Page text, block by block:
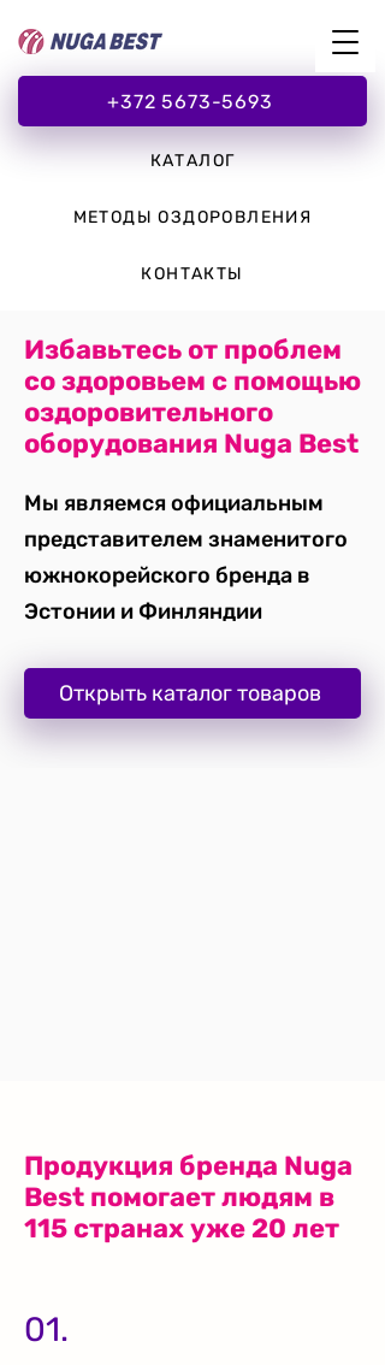
+372 5673-5693
КАТАЛОГ
МЕТОДЫ ОЗДОРОВЛЕНИЯ
КОНТАКТЫ
Избавьтесь от проблем
со здоровьем с помощью
оздоровительного
оборудования Nuga Best
Мы являемся официальным
представителем знаменитого
южнокорейского бренда в
Эстонии и Финляндии
Открыть каталог товаров
Продукция бренда Nuga
Best помогает людям в
115 странах уже 20 лет
01.